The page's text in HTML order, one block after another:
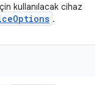
kullanılacak cihaz
Options .